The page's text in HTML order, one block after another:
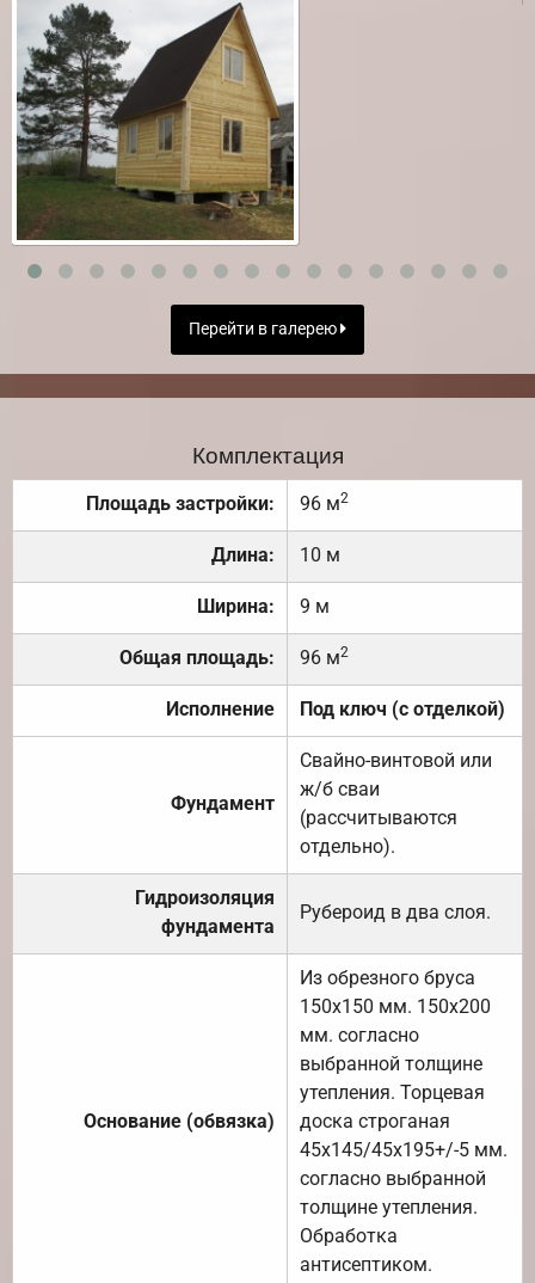
Перейти в галерею
Комплектация
Площадь застройки: 96 м2
Длина: 10 м
Ширина: 9 м
Общая площадь: 96 м2
Исполнение Под ключ (с отделкой)
Фундамент
Свайно-винтовой или
ж/б сваи
(рассчитываются
отдельно).
Гидроизоляция
фундамента
Рубероид в два слоя.
Основание (обвязка)
Из обрезного бруса
150х150 мм. 150х200
мм. согласно
выбранной толщине
утепления. Торцевая
доска строганая
45х145/45х195+/-5 мм.
согласно выбранной
толщине утепления.
Обработка
антисептиком.